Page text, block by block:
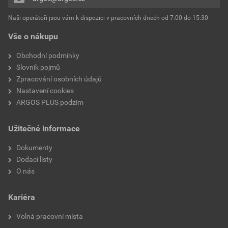
Přidávat hodnocení může pouze přihlášený uživatel.
Vše o nákupu
Obchodní podmínky
Slovník pojmů
Zpracování osobních údajů
Nastavení cookies
ARGOS PLUS podzim
Užitečné informace
Dokumenty
Dodací listy
O nás
Kariéra
Volná pracovní místa
Naši operátoři jsou vám k dispozici v pracovních dnech od 7:00 do 15:30